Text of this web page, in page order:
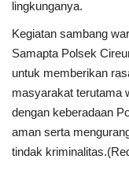
lingkunganya.
Kegiatan sambang
Samapta Polsek
untuk memberikan
masyarakat terutama
dengan keberadaan
aman serta
tindak